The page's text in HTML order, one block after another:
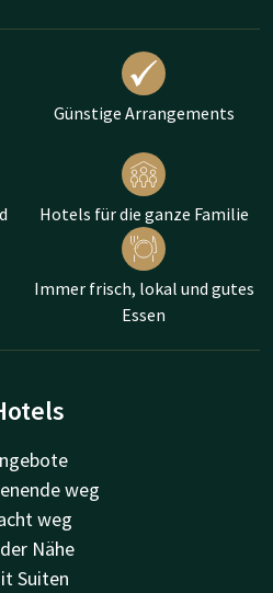
Günstige Arrangements
Hotels für die ganze Familie
Immer frisch, lokal und gutes
Essen
weg
weg
Nähe
Suiten